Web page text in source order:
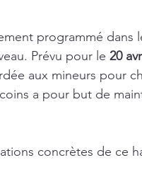
programmé dans
Prévu pour le 20
aux mineurs pour
a pour but de
concrètes de ce